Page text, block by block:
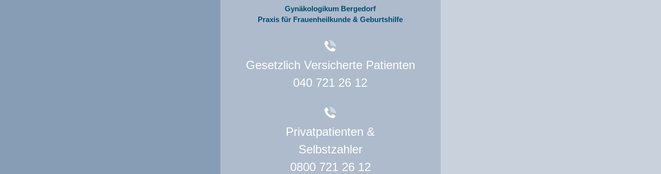
Gynäkologikum Bergedorf
Praxis für Frauenheilkunde & Geburtshilfe
Gesetzlich Versicherte Patienten
040 721 26 12
Privatpatienten &
Selbstzahler
0800 721 26 12